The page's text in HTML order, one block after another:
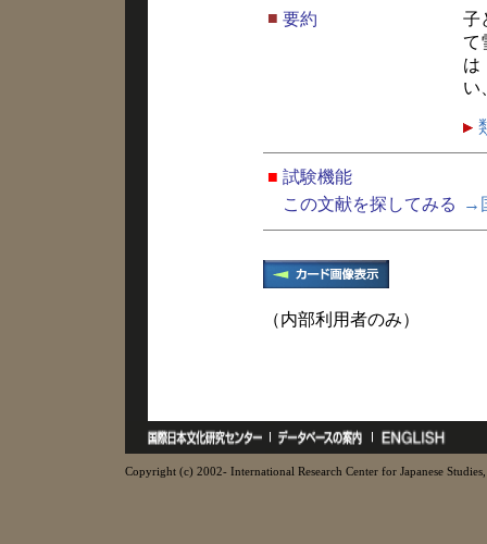
■ 要約
子
て
は
い
■ 試験機能
この文献を探してみる
→
（内部利用者のみ）
Copyright (c) 2002- International Research Center for Japanese